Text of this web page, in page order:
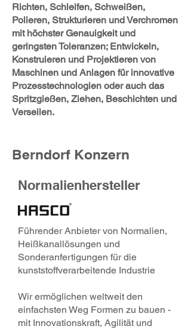
Richten, Schleifen, Schweißen,
Polieren, Strukturieren und Verchromen
mit höchster Genauigkeit und
geringsten Toleranzen; Entwickeln,
Konstruieren und Projektieren von
Maschinen und Anlagen für innovative
Prozesstechnologien oder auch das
Spritzgießen, Ziehen, Beschichten und
Verseilen.
Berndorf Konzern
Normalienhersteller
Führender Anbieter von Normalien,
Heißkanallösungen und
Sonderanfertigungen für die
kunststoffverarbeitende Industrie
Wir ermöglichen weltweit den
einfachsten Weg Formen zu bauen -
mit Innovationskraft, Agilität und